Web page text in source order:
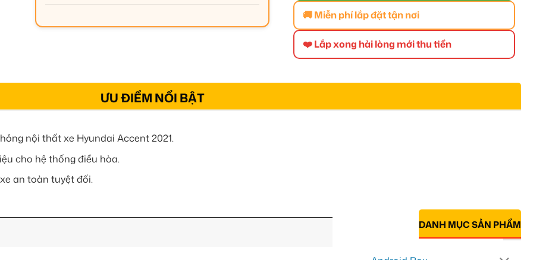
🚚 Miễn phí lắp đặt tận nơi
❤️ Lắp xong hài lòng mới thu tiền
ƯU ĐIỂM NỔI BẬT
nội thất xe Hyundai Accent 2021.
cho hệ thống điều hòa.
an toàn tuyệt đối.
DANH MỤC SẢN PHẨM